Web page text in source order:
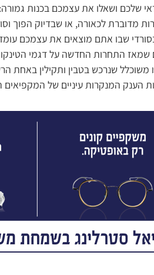
שלכם ושאלו את עצמכם בכנות
מדוברת לכאורה, או שבדיוק הפוך
שבו אתם מוצאים את עצמכם
שמאז התחרות החדשה על דגמי הטינקו
משוכלל שנרכש בטבין ותקילין
הענק המנקרות עיניים של